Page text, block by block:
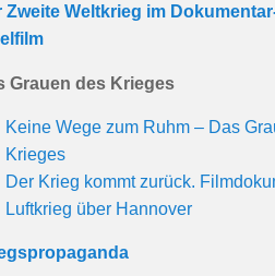
Zweite Weltkrieg im
Grauen des Krieges
Keine Wege zum Ruhm – Das
Krieges
Der Krieg kommt zurück.
Luftkrieg über Hannover